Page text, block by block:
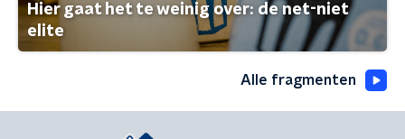
Hier gaat het te weinig over: de net-niet
elite
Alle fragmenten